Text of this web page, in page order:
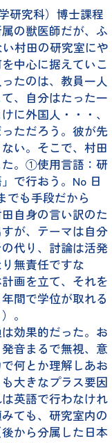
研究科）博士課程
の獣医師だが、ふ
村田の研究室にや
中心に据えていこ
たのは、教員一人
、自分はたった一
に外国人・・・、
ただろう。彼が先
い。そこで、村田
た。①使用言語：研
で行おう。No 日
でも手段だから
自身の言い訳のた
が、テーマは自分
代り、討論は活発
無責任ですな
画を立て、それを
間で学位が取れる
。
効果的だった。お
音まるで無視、意
何とか理解しあお
大きなプラス要因
英語で行わなけれ
ても、研究室内の
から分属した日本